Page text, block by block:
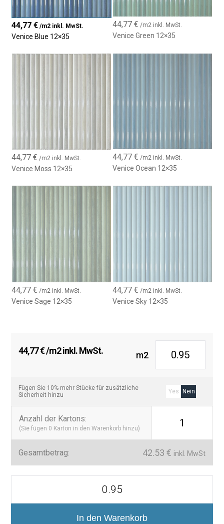
• Zwei Designs: glatt und Relief
• Kombinierbar für elegante, personalisierte Dekorationen
• Moderner, vielseitiger und zeitloser Stil
• Ideal für Bäder, Küchen und Innenwände
44,77€ /m2 inkl. MwSt.
Venice Blue 12×35
44,77 € /m2 inkl. MwSt.
Venice Green 12×35
44,77€ /m2 inkl. MwSt.
Venice Moss 12×35
44,77 € /m2 inkl. MwSt.
Venice Ocean 12×35
44,77€ /m2 inkl. MwSt.
Venice Sage 12×35
44,77 € /m2 inkl. MwSt.
Venice Sky 12×35
44,77€/m2 inkl. MwSt. m2
Fügen Sie 10% mehr Stücke für zusätzliche
Sicherheit hinzu
Yes Nein
Anzahl der Kartons:
(Sie fügen 0 Karton in den Warenkorb hinzu) 1
Gesamtbetrag: 42.53 € inkl. MwSt
In den Warenkorb